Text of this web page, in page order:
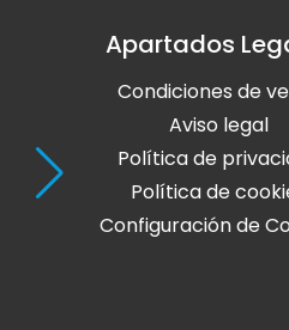
Avda de
Apartados
Condiciones de
Aviso legal
Política de
Política de
Configuración de